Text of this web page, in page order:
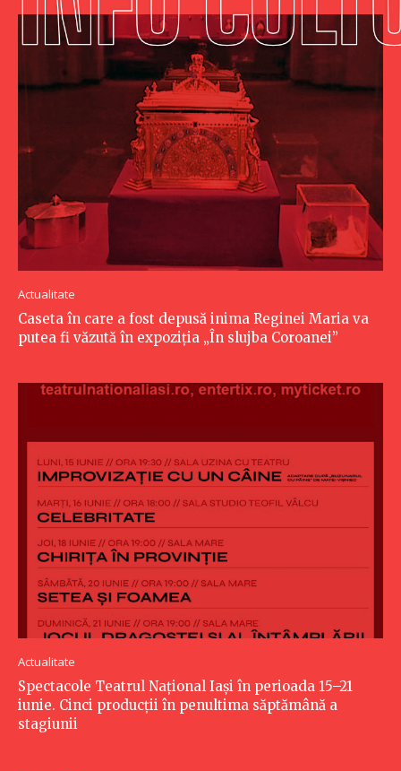
Actualitate
Caseta în care a fost depusă inima Reginei Maria va
putea fi văzută în expoziția „În slujba Coroanei”
Actualitate
Spectacole Teatrul Național Iași în perioada 15–21
iunie. Cinci producții în penultima săptămână a
stagiunii